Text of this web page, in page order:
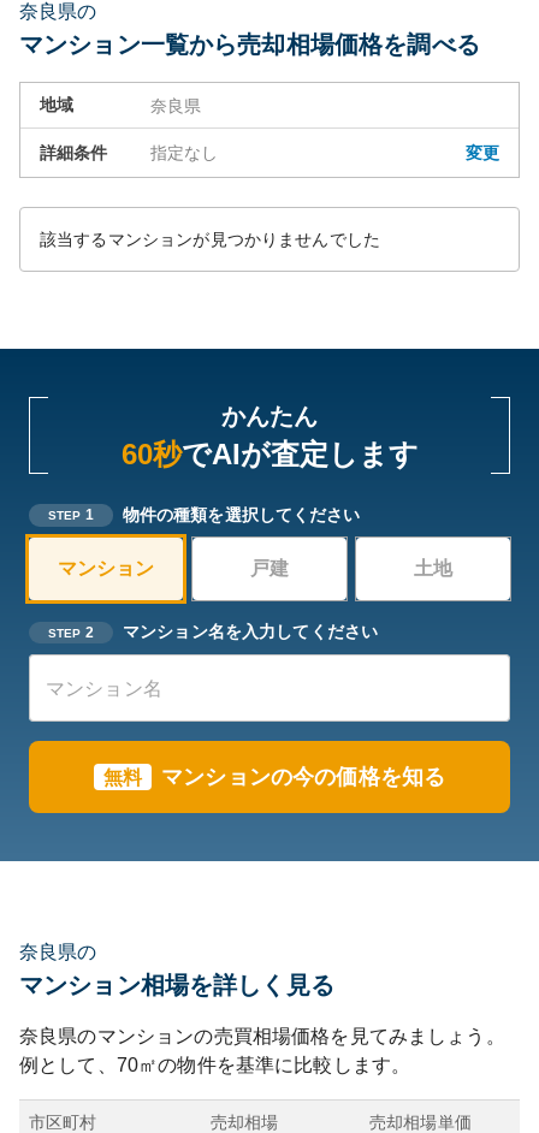
奈良県の
マンション一覧から売却相場価格を調べる
地域 奈良県
詳細条件 指定なし 変更
該当するマンションが見つかりませんでした
かんたん
60秒でAIが査定します
STEP 1 物件の種類を選択してください
マンション 戸建 土地
STEP 2 マンション名を入力してください
無料 マンションの今の価格を知る
奈良県の
マンション相場を詳しく見る
奈良県のマンションの売買相場価格を見てみましょう。
例として、 70㎡の物件を基準に比較します。
市区町村 売却相場 売却相場単価